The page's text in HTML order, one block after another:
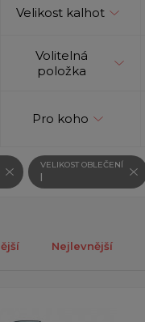
Velikost kalhot
Volitelná
položka
Pro koho
VELIKOST OBLEČENÍ
l
Nejlevnější